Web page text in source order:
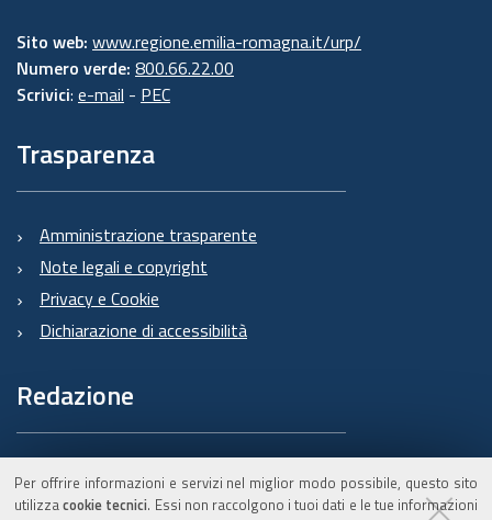
Per offrire informazioni e servizi nel miglior modo possibile, questo sito
utilizzacookie tecnici. Essi non raccolgono i tuoi dati e le tue informazioni
Sito web: www.regione.emilia-romagna.it/urp/
Numero verde: 800.66.22.00
Scrivici: e-mail - PEC
Trasparenza
Amministrazione trasparente
Note legali e copyright
Privacy e Cookie
Dichiarazione di accessibilità
Redazione
Informazioni sul Burert
e contatti